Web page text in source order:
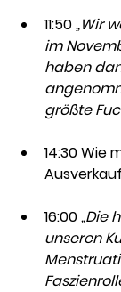
11:50 „Wir
im
haben
größte
14:30 Wie
16:00 „Die
unseren